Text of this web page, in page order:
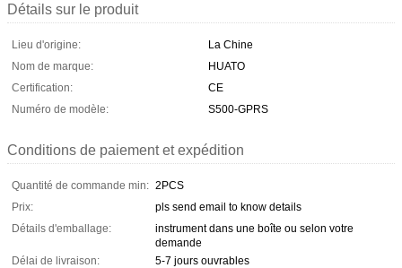
Détails sur le produit
Lieu d'origine:
La Chine
Nom de marque:
HUATO
Certification:
CE
Numéro de modèle:
S500-GPRS
Conditions de paiement et expédition
Quantité de commande min: 2PCS
Prix:
pls send email to know details
Détails d'emballage:
instrument dans une boîte ou selon votre
demande
Délai de livraison:
5-7 jours ouvrables